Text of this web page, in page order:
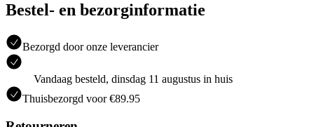
Bestel- en bezorginformatie
Bezorgd door onze leverancier
Vandaag besteld, dinsdag 11 augustus in huis
Thuisbezorgd voor €89.95